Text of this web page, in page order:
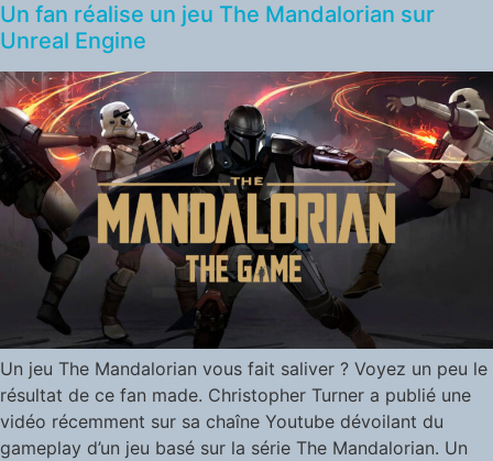
Un fan réalise un jeu The Mandalorian sur
Unreal Engine
Un jeu The Mandalorian vous fait saliver ? Voyez un peu le
résultat de ce fan made. Christopher Turner a publié une
vidéo récemment sur sa chaîne Youtube dévoilant du
gameplay d’un jeu basé sur la série The Mandalorian. Un